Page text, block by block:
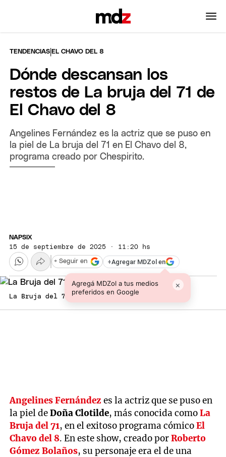
TENDENCIAS |EL CHAVO DEL 8
Dónde descansan los
restos de La bruja del 71 de
El Chavo del 8
Angelines Fernández es la actriz que se puso en
la piel de La bruja del 71 en El Chavo del 8,
programa creado por Chespirito.
NAPSIX
15 de septiembre de 2025 · 11:20 hs
+Agregar MDZol en
Agregá MDZol a tus medios
preferidos en Google
×
+ Seguir en
La Bruja del 71
Angelines Fernández es la actriz que se puso en
la piel deDoña Clotilde, más conocida comoLa
Bruja del 71, en el exitoso programa cómicoEl
Chavo del 8. En este show, creado porRoberto
Gómez Bolaños, su personaje era el de una